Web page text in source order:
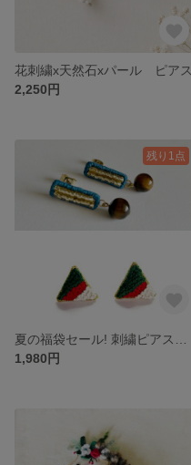
花刺繍x天然石xパール ピアス
2,250円
残り1点
1,980円